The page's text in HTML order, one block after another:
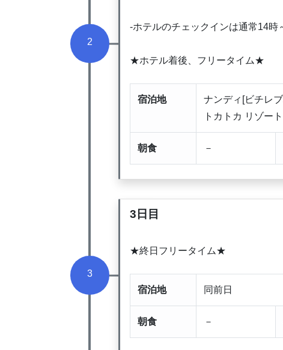
2
-ホテルのチェックインは通常14時
★ホテル着後、フリータイム★
宿泊地
ナンディ[ビチレ
トカトカ リゾー
朝食 －
3
3日目
★終日フリータイム★
宿泊地 同前日
朝食 －